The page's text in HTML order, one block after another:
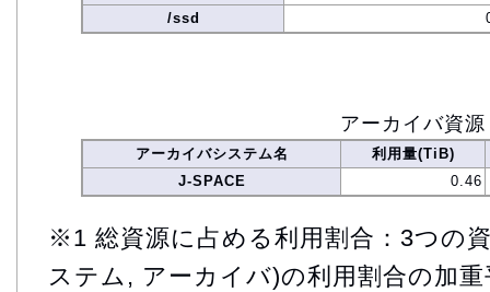
/ssd
アーカイバ資源
アーカイバシステム名
利用量(TiB)
J-SPACE
0.46
※1 総資源に占める利用割合：3つの
ステム, アーカイバ)の利用割合の加重